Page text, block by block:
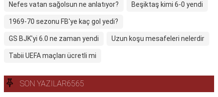
Nefes vatan sağolsun ne anlatıyor? Beşiktaş kimi 6-0 yendi
1969-70 sezonu FB'ye kaç gol yedi?
GS BJK'yi 6.0 ne zaman yendi Uzun koşu mesafeleri nelerdir
Tabii UEFA maçları ücretli mi
SON YAZILAR6565